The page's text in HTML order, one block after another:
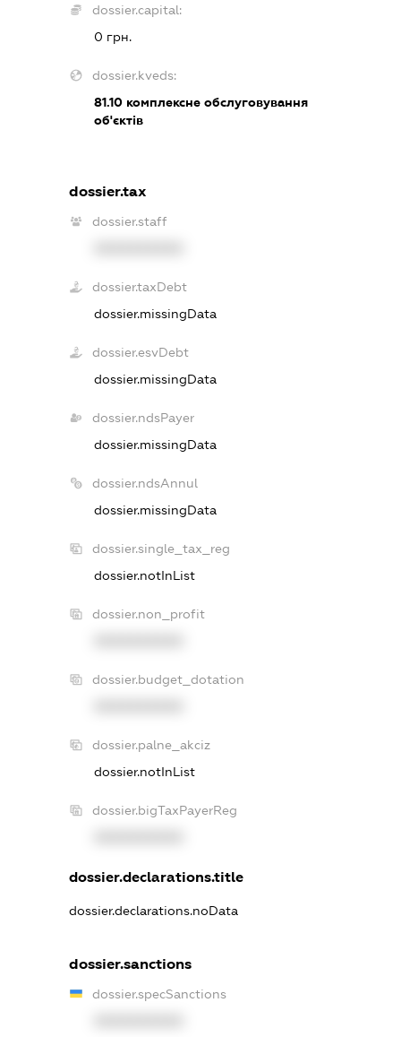
dossier.capital:
0 грн.
dossier.kveds:
81.10 комплексне обслуговування
об'єктів
dossier.tax
dossier.staff
dossier.taxDebt
dossier.missingData
dossier.esvDebt
dossier.missingData
dossier.ndsPayer
dossier.missingData
dossier.ndsAnnul
dossier.missingData
dossier.single_tax_reg
dossier.notInList
dossier.non_profit
dossier.budget_dotation
dossier.palne_akciz
dossier.notInList
dossier.bigTaxPayerReg
dossier.declarations.title
dossier.declarations.noData
dossier.sanctions
dossier.specSanctions